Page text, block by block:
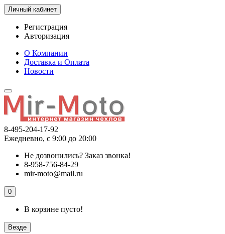
Личный кабинет
Регистрация
Авторизация
О Компании
Доставка и Оплата
Новости
8-495-204-17-92
Ежедневно, с 9:00 до 20:00
Не дозвонились? Заказ звонка!
8-958-756-84-29
mir-moto@mail.ru
0
В корзине пусто!
Везде